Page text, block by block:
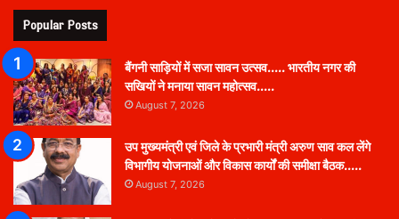
Popular Posts
बैंगनी साड़ियों में सजा सावन उत्सव….. भारतीय नगर की
सखियों ने मनाया सावन महोत्सव…..
August 7, 2026
उप मुख्यमंत्री एवं जिले के प्रभारी मंत्री अरुण साव कल लेंगे
विभागीय योजनाओं और विकास कार्यों की समीक्षा बैठक…..
August 7, 2026